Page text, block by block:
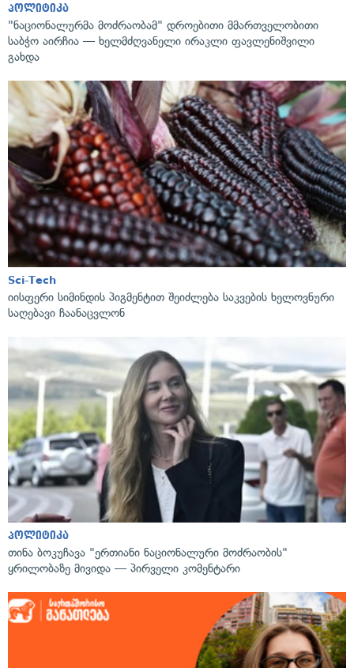
პოლიტიკა
"ნაციონალურმა მოძრაობამ" დროებითი მმართველობითი
საბჭო აირჩია — ხელმძღვანელი ირაკლი ფავლენიშვილი
გახდა
Sci-Tech
იისფერი სიმინდის პიგმენტით შეიძლება საკვების ხელოვნური
საღებავი ჩაანაცვლონ
პოლიტიკა
თინა ბოკუჩავა "ერთიანი ნაციონალური მოძრაობის"
ყრილობაზე მივიდა — პირველი კომენტარი